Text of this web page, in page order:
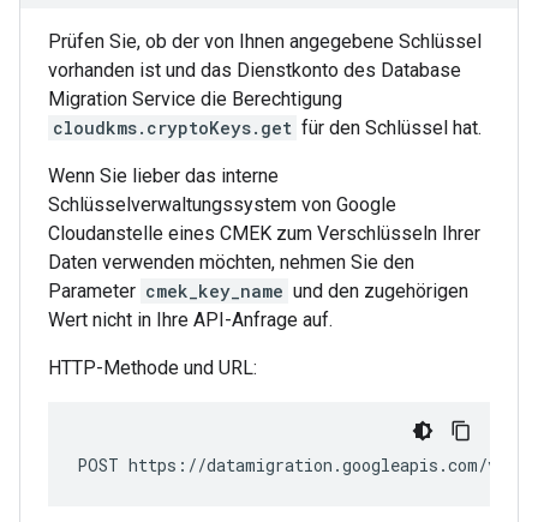
Prüfen Sie, ob der von Ihnen angegebene Schlüssel
vorhanden ist und das Dienstkonto des Database
Migration Service die Berechtigung
cloudkms.cryptoKeys.get für den Schlüssel hat.
Wenn Sie lieber das interne
Schlüsselverwaltungssystem von Google
Cloudanstelle eines CMEK zum Verschlüsseln Ihrer
Daten verwenden möchten, nehmen Sie den
Parameter cmek_key_name und den zugehörigen
Wert nicht in Ihre API-Anfrage auf.
HTTP-Methode und URL:
POST https://datamigration.googleapis.com/v1/